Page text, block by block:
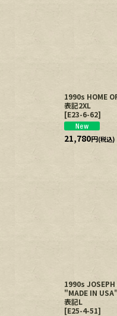
1990s HOME
表記2XL
[E23-6-62]
21,780円(税込)
1990s
"MADE IN
表記L
[E25-4-51]